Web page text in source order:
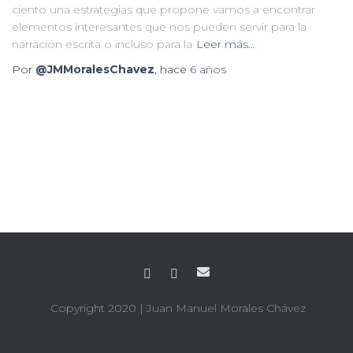
ciento una estrategias que propone vamos a encontrar
elementos interesantes que nos pueden servir para la
narración escrita o incluso para la Leer más…
Por @JMMoralesChavez, hace 6 años
Copyright 2020 | Juan Manuel Morales Chávez